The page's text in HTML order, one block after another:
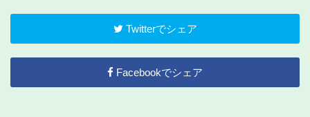
Twitterでシェア
Facebookでシェア